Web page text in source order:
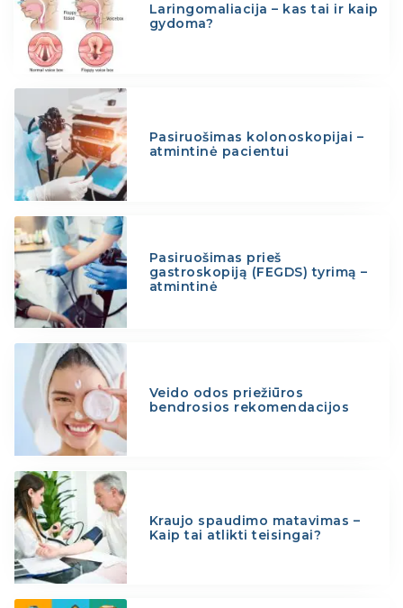
Laringomaliacija – kas tai ir kaip
gydoma?
Pasiruošimas kolonoskopijai –
atmintinė pacientui
Pasiruošimas prieš
gastroskopiją (FEGDS) tyrimą –
atmintinė
Veido odos priežiūros
bendrosios rekomendacijos
Kraujo spaudimo matavimas –
Kaip tai atlikti teisingai?